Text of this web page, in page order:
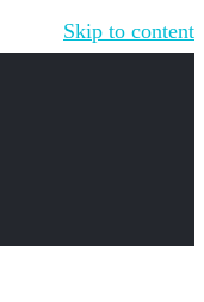
Skip to content